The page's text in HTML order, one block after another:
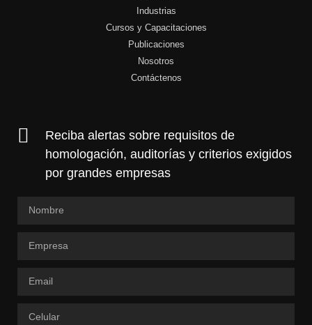
Industrias
Cursos y Capacitaciones
Publicaciones
Nosotros
Contáctenos
Reciba alertas sobre requisitos de
homologación, auditorías y criterios exigidos
por grandes empresas